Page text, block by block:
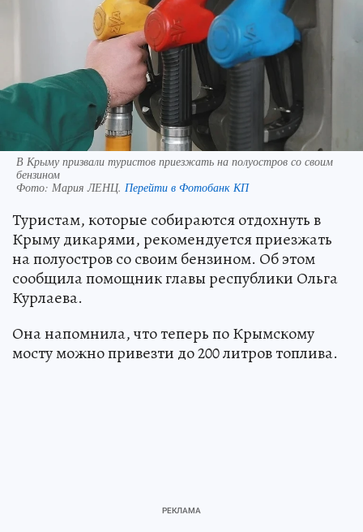
В Крыму призвали туристов приезжать на полуостров со своим
бензином
Фото: Мария ЛЕНЦ. Перейти в Фотобанк КП
Туристам, которые собираются отдохнуть в
Крыму дикарями, рекомендуется приезжать
на полуостров со своим бензином. Об этом
сообщила помощник главы республики Ольга
Курлаева.
Она напомнила, что теперь по Крымскому
мосту можно привезти до 200 литров топлива.